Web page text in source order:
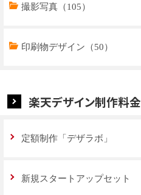
撮影写真（105）
印刷物デザイン（50）
楽天デザイン制作料金
定額制作「デザラボ」
新規スタートアップセット